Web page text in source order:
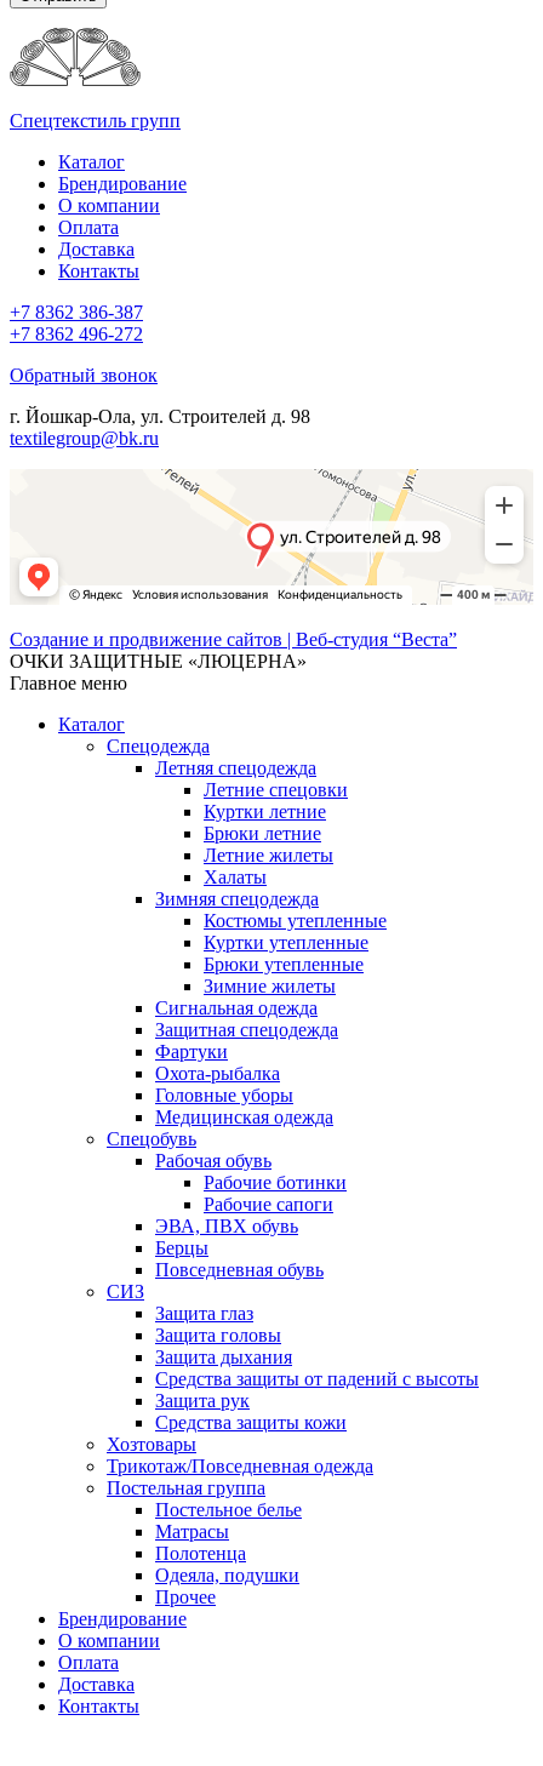
Спецтекстиль групп
Каталог
Брендирование
О компании
Оплата
Доставка
Контакты
+7 8362 386-387
+7 8362 496-272
Обратный звонок
г. Йошкар-Ола, ул. Строителей д. 98
textilegroup@bk.ru
Создание и продвижение сайтов | Веб-студия “Веста”
ОЧКИ ЗАЩИТНЫЕ «ЛЮЦЕРНА»
Главное меню
Каталог
Спецодежда
Летняя спецодежда
Летние спецовки
Куртки летние
Брюки летние
Летние жилеты
Халаты
Зимняя спецодежда
Костюмы утепленные
Куртки утепленные
Брюки утепленные
Зимние жилеты
Сигнальная одежда
Защитная спецодежда
Фартуки
Охота-рыбалка
Головные уборы
Медицинская одежда
Спецобувь
Рабочая обувь
Рабочие ботинки
Рабочие сапоги
ЭВА, ПВХ обувь
Берцы
Повседневная обувь
СИЗ
Защита глаз
Защита головы
Защита дыхания
Средства защиты от падений с высоты
Защита рук
Средства защиты кожи
Хозтовары
Трикотаж/Повседневная одежда
Постельная группа
Постельное белье
Матрасы
Полотенца
Одеяла, подушки
Прочее
Брендирование
О компании
Оплата
Доставка
Контакты